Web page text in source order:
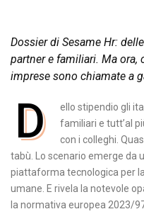
Dossier di Sesame Hr:
partner e familiari. Ma ora,
imprese sono chiamate a
D
ello stipendio gli
familiari e tutt’al
con i colleghi.
tabù. Lo scenario emerge da
piattaforma tecnologica per
umane. E rivela la notevole
la normativa europea 2023/